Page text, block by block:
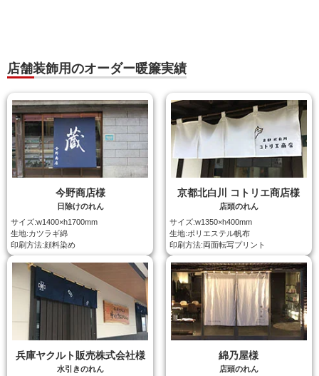
店舗装飾用のオーダー暖簾実績
今野商店様
日除けのれん
サイズ:w1400×h1700mm
生地:カツラギ綿
印刷方法:顔料染め
京都北白川 コトリエ商店様
店頭のれん
サイズ:w1350×h400mm
生地:ポリエステル帆布
印刷方法:両面転写プリント
兵庫ヤクルト販売株式会社様
水引きのれん
綿乃屋様
店頭のれん